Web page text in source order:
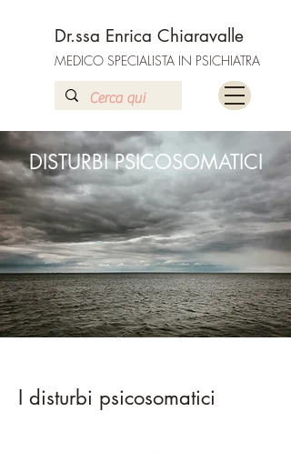
Dr.ssa Enrica Chiaravalle
MEDICO SPECIALISTA IN PSICHIATRA
DISTURBI PSICOSOMATICI
I disturbi psicosomatici